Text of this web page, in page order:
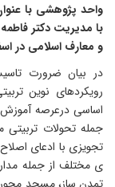
واحد پژوهشی با
با مدیریت دکتر
و معارف اسلامی در اسفند ماه 1399
در بیان ضرورت
رویکردهای نوین
اساسی درعرصه آموزش
جمله تحولات
تجویزی با ادعای
ی مختلف از جمله